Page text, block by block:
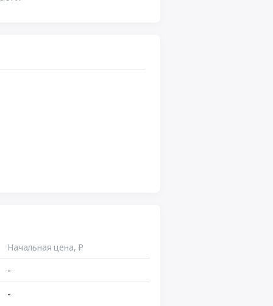
Начальная цена, ₽
-
-